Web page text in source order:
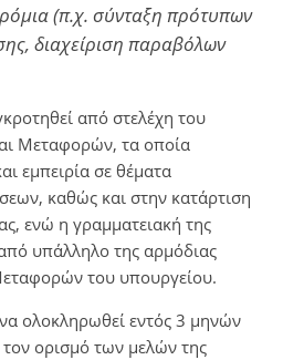
(π.χ. σύνταξη πρότυπων
διαχείριση παραβόλων
από στελέχη του
Μεταφορών, τα οποία
εμπειρία σε θέματα
καθώς και στην κατάρτιση
ενώ η γραμματειακή της
υπάλληλο της αρμόδιας
του υπουργείου.
ολοκληρωθεί εντός 3 μηνών
ορισμό των μελών της